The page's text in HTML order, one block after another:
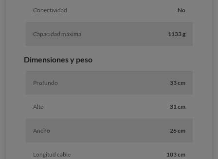
Conectividad No
Capacidad máxima 1133 g
Dimensiones y peso
Profundo 33 cm
Alto 31 cm
Ancho 26 cm
Longitud cable 103 cm